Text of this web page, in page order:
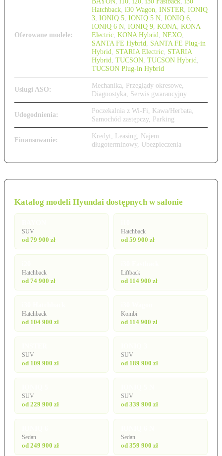
Oferowane modele:
Hatchback i30 Wagon INSTER IONIQ
3 IONIQ 5 IONIQ 5 N IONIQ 6
IONIQ 6 N IONIQ 9 KONA KONA
Electric KONA Hybrid NEXO
SANTA FE Hybrid
SANTA FE Plug-in
Hybrid
STARIA Electric STARIA
Hybrid TUCSON TUCSON Hybrid
TUCSON Plug-in Hybrid
Usługi ASO:
Mechanika, Przeglądy okresowe,
Diagnostyka, Serwis gwarancyjny
Udogodnienia:
Poczekalnia z Wi-Fi, Kawa/Herbata,
Samochód zastępczy, Parking
Finansowanie:
Kredyt, Leasing, Najem
długoterminowy, Ubezpieczenia
Katalog modeli Hyundai dostępnych w salonie
SUV
od 79 900 zł
Hatchback
od 59 900 zł
Hatchback
od 74 900 zł
Liftback
od 114 900 zł
Hatchback
od 104 900 zł
Kombi
od 114 900 zł
SUV
od 109 900 zł
SUV
od 189 900 zł
SUV
od 229 900 zł
SUV
od 339 900 zł
Sedan
od 249 900 zł
Sedan
od 359 900 zł